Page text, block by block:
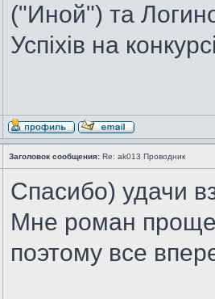
("Иной") та
Успіхів на
Заголовок сообщения: Re: ak013 Проводник
Спасибо) удачи
Мне роман проще
поэтому все